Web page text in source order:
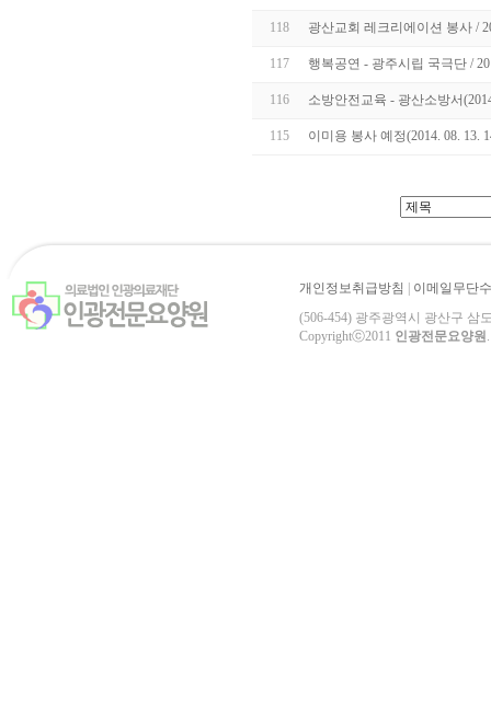
118 광산교회 레크리에이션 봉사 /
117 행복공연 - 광주시립 국극단 /
116 소방안전교육 - 광산소방서
115 이미용 봉사 예정(2014. 08. 13.
개인정보취급방침
이메일무단
(506-454) 광주광역시 광산구 삼
Copyrightⓒ2011 인광전문요양원